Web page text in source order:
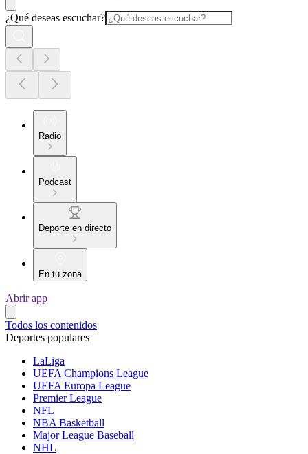
¿Qué deseas escuchar?
Radio
Podcast
Deporte en directo
En tu zona
Abrir app
Todos los contenidos
Deportes populares
LaLiga
UEFA Champions League
UEFA Europa League
Premier League
NFL
NBA Basketball
Major League Baseball
NHL